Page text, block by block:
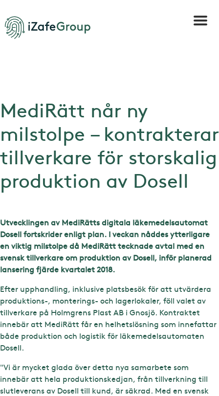
MediRätt når ny
milstolpe – kontrakterar
tillverkare för storskalig
produktion av Dosell
Utvecklingen av MediRätts digitala läkemedelsautomat
Dosell fortskrider enligt plan. I veckan nåddes ytterligare
en viktig milstolpe då MediRätt tecknade avtal med en
svensk tillverkare om produktion av Dosell, inför planerad
lansering fjärde kvartalet 2018.
Efter upphandling, inklusive platsbesök för att utvärdera
produktions-, monterings- och lagerlokaler, föll valet av
tillverkare på Holmgrens Plast AB i Gnosjö. Kontraktet
innebär att MediRätt får en helhetslösning som innefattar
både produktion och logistik för läkemedelsautomaten
Dosell.
"Vi är mycket glada över detta nya samarbete som
innebär att hela produktionskedjan, från tillverkning till
slutleverans av Dosell till kund, är säkrad. Med en svensk